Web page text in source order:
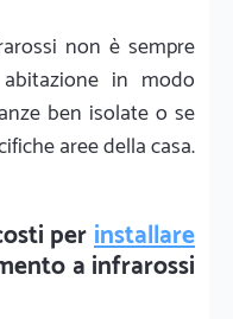
non è sempre
in modo
ben isolate o se
aree della casa.
perinstallare
a infrarossi